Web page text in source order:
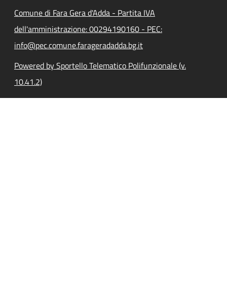
Comune di Fara Gera d'Adda - Partita IVA
dell'amministrazione: 00294190160 - PEC:
info@pec.comune.farageradadda.bg.it
Powered by Sportello Telematico Polifunzionale (v.
10.41.2)